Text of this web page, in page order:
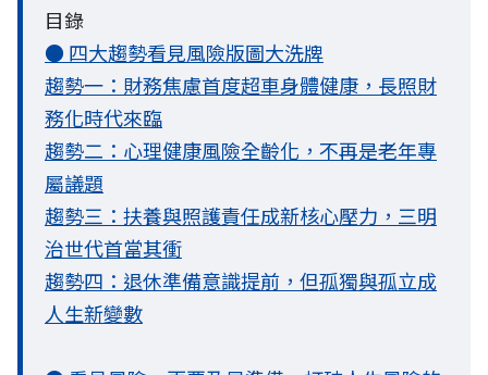
目錄
● 四大趨勢看見風險版圖大洗牌
趨勢一：財務焦慮首度超車身體健康，長照財
務化時代來臨
趨勢二：心理健康風險全齡化，不再是老年專
屬議題
趨勢三：扶養與照護責任成新核心壓力，三明
治世代首當其衝
趨勢四：退休準備意識提前，但孤獨與孤立成
人生新變數